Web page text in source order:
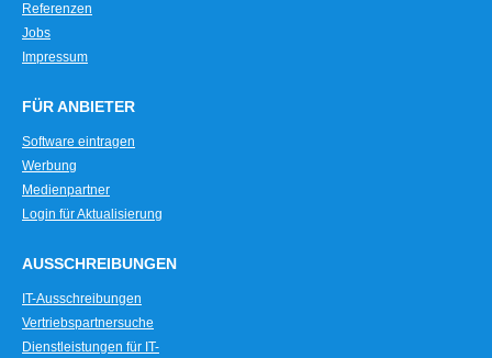
Referenzen
Jobs
Impressum
FÜR ANBIETER
Software eintragen
Werbung
Medienpartner
Login für Aktualisierung
AUSSCHREIBUNGEN
IT-Ausschreibungen
Vertriebspartnersuche
Dienstleistungen für IT-